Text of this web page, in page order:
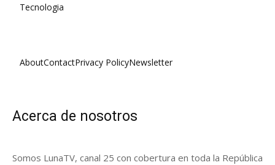
Tecnologia
AboutContactPrivacy PolicyNewsletter
Acerca de nosotros
Somos LunaTV, canal 25 con cobertura en toda la República